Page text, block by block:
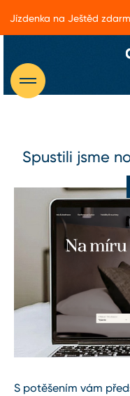
Spustili jsme
S potěšením vám
Jízdenka na Ještěd